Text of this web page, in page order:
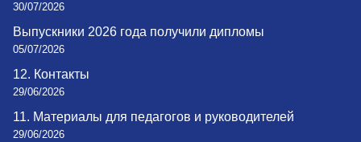
30/07/2026
Выпускники 2026 года получили дипломы
05/07/2026
12. Контакты
29/06/2026
11. Материалы для педагогов и руководителей
29/06/2026